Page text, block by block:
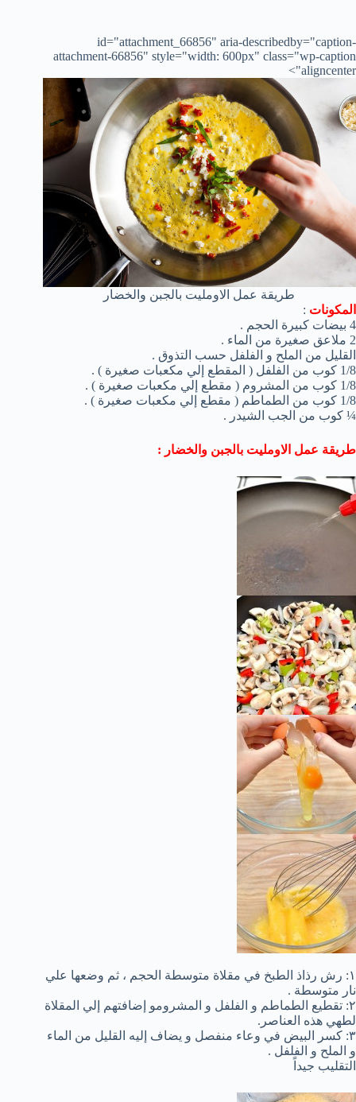
id="attachment_66856" aria-describedby="caption-
attachment-66856" style="width: 600px" class="wp-caption
aligncenter">
طريقة عمل الاومليت بالجبن والخضار
المكونات :
4 بيضات كبيرة الحجم .
2 ملاعق صغيرة من الماء .
القليل من الملح و الفلفل حسب التذوق .
1/8 كوب من الفلفل ( المقطع إلي مكعبات صغيرة ) .
1/8 كوب من المشروم ( مقطع إلي مكعبات صغيرة ) .
1/8 كوب من الطماطم ( مقطع إلي مكعبات صغيرة ) .
¼ كوب من الجب الشيدر .
طريقة عمل الاومليت بالجبن والخضار :
١: رش رذاذ الطبخ في مقلاة متوسطة الحجم ، ثم وضعها علي
نار متوسطة .
٢: تقطيع الطماطم و الفلفل و المشرومو إضافتهم إلي المقلاة
لطهي هذه العناصر.
٣: كسر البيض في وعاء منفصل و يضاف إليه القليل من الماء
و الملح و الفلفل .
التقليب جيداً